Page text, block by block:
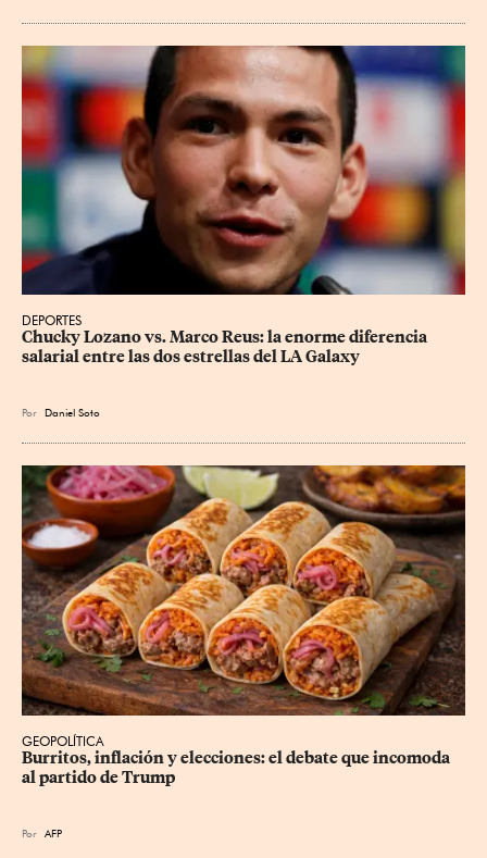
DEPORTES
Chucky Lozano vs. Marco Reus: la enorme diferencia
salarial entre las dos estrellas del LA Galaxy
Por Daniel Soto
GEOPOLÍTICA
Burritos, inflación y elecciones: el debate que incomoda
al partido de Trump
Por AFP